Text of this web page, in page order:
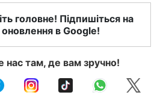
головне! Підпишіться на
оновлення в Google!
нас там, де вам зручно!